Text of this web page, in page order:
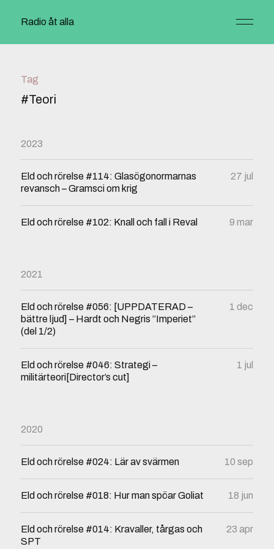
Radio åt alla
Tag
#Teori
2023
Eld och rörelse #114: Glasögonormarnas
revansch – Gramsci om krig
27 jul
Eld och rörelse #102: Knall och fall i Reval 9 mar
2021
Eld och rörelse #056: [UPPDATERAD –
bättre ljud] – Hardt och Negris ”Imperiet”
(del 1/2)
1 dec
Eld och rörelse #046: Strategi –
militärteori[Director’s cut]
1 jul
2020
Eld och rörelse #024: Lär av svärmen 10 sep
Eld och rörelse #018: Hur man spöar Goliat 18 jun
Eld och rörelse #014: Kravaller, tårgas och
SPT
23 apr